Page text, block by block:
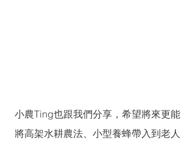
小農Ting也跟我們分享，希望將來更能
將高架水耕農法、小型養蜂帶入到老人